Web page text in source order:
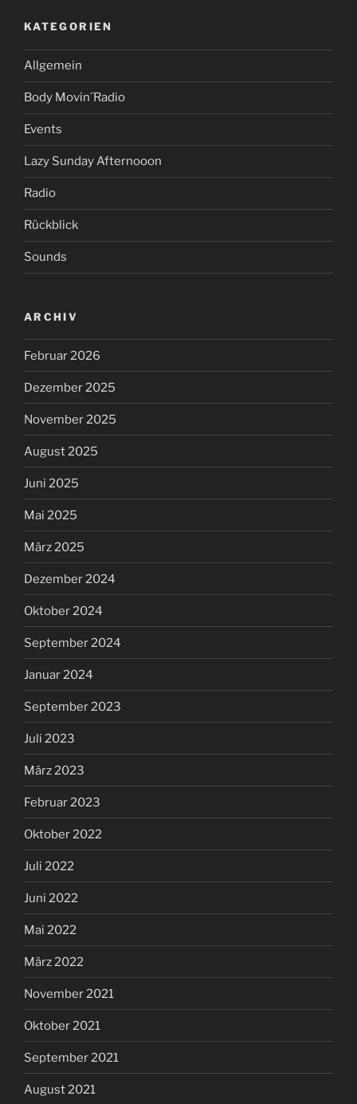
KATEGORIEN
Allgemein
Body Movin´Radio
Events
Lazy Sunday Afternooon
Radio
Rückblick
Sounds
ARCHIV
Februar 2026
Dezember 2025
November 2025
August 2025
Juni 2025
Mai 2025
März 2025
Dezember 2024
Oktober 2024
September 2024
Januar 2024
September 2023
Juli 2023
März 2023
Februar 2023
Oktober 2022
Juli 2022
Juni 2022
Mai 2022
März 2022
November 2021
Oktober 2021
September 2021
August 2021